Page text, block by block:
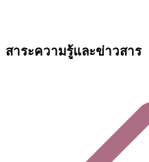
สาระความรู้และข่าวสาร